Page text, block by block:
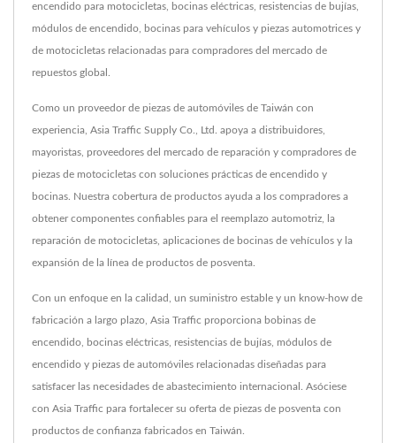
encendido para motocicletas, bocinas eléctricas, resistencias de bujías,
módulos de encendido, bocinas para vehículos y piezas automotrices y
de motocicletas relacionadas para compradores del mercado de
repuestos global.
Como un proveedor de piezas de automóviles de Taiwán con
experiencia, Asia Traffic Supply Co., Ltd. apoya a distribuidores,
mayoristas, proveedores del mercado de reparación y compradores de
piezas de motocicletas con soluciones prácticas de encendido y
bocinas. Nuestra cobertura de productos ayuda a los compradores a
obtener componentes confiables para el reemplazo automotriz, la
reparación de motocicletas, aplicaciones de bocinas de vehículos y la
expansión de la línea de productos de posventa.
Con un enfoque en la calidad, un suministro estable y un know-how de
fabricación a largo plazo, Asia Traffic proporciona bobinas de
encendido, bocinas eléctricas, resistencias de bujías, módulos de
encendido y piezas de automóviles relacionadas diseñadas para
satisfacer las necesidades de abastecimiento internacional. Asóciese
con Asia Traffic para fortalecer su oferta de piezas de posventa con
productos de confianza fabricados en Taiwán.